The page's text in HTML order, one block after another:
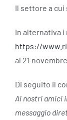
Il settore a cui
In alternativa
https://
al 21
Di seguito il
Ai nostri amici
messaggio